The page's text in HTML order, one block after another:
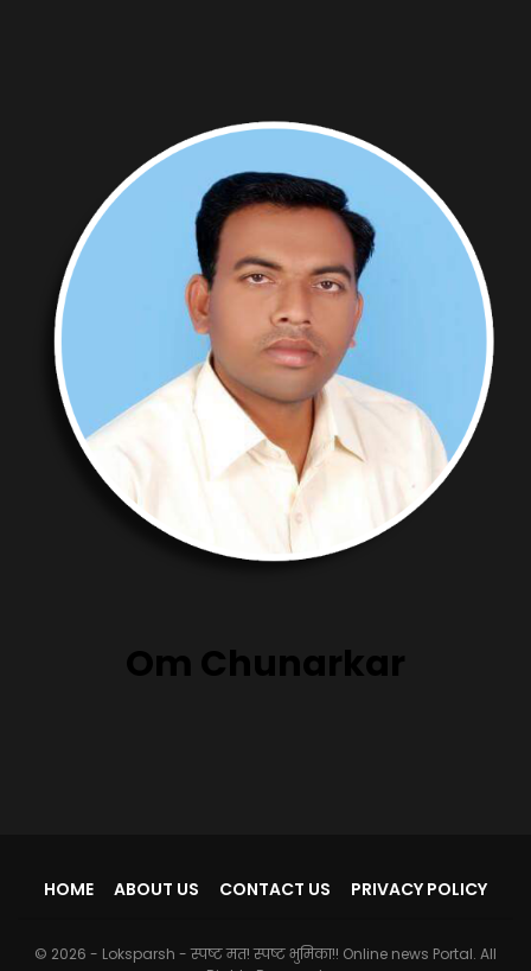
Om Chunarkar
HOME ABOUT US CONTACT US PRIVACY POLICY
© 2026 - Loksparsh - स्पष्ट मत! स्पष्ट भुमिका!! Online news Portal. All